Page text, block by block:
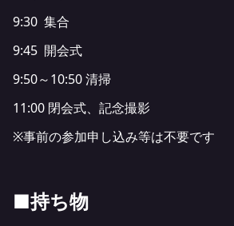
9:30 集合
9:45 開会式
9:50～10:50 清掃
11:00 閉会式、記念撮影
※事前の参加申し込み等は不要です
■持ち物